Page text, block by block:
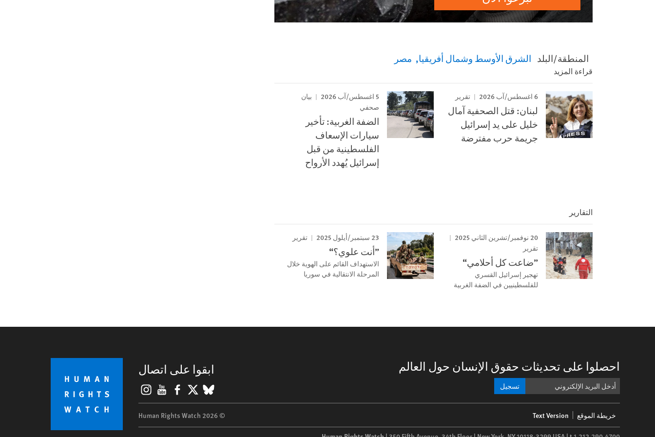
المنطقة/البلد الشرق الأوسط وشمال أفريقيا مصر
قراءة المزيد
6 اغسطس/آب 2026 تقرير
لبنان: قتل الصحفية آمال
خليل على يد إسرائيل
جريمة حرب مفترضة
5 اغسطس/آب 2026
بيان
صحفي
الضفة الغربية: تأخير
سيارات الإسعاف
الفلسطينية من قبل
إسرائيل يُهدد الأرواح
التقارير
20 نوفمبر/تشرين الثاني 2025
تقرير
”ضاعت كل أحلامي“
تهجير إسرائيل القسري
للفلسطينيين في الضفة الغربية
23 سبتمبر/أيلول 2025 تقرير
”أنت علوي؟“
الاستهداف القائم على الهوية خلال
المرحلة الانتقالية في سوريا
احصلوا على تحديثات حقوق الإنسان حول العالم
تسجيل
ابقوا على اتصال
BlueSky
X
Facebook
YouTube
Instagram
menu
خريطة الموقع Text Version
© 2026 Human Rights Watch